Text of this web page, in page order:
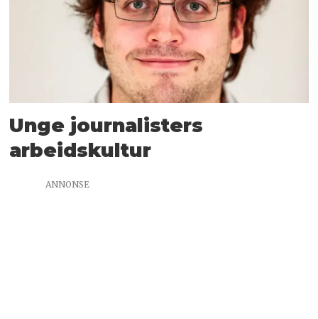
Unge journalisters
arbeidskultur
ANNONSE